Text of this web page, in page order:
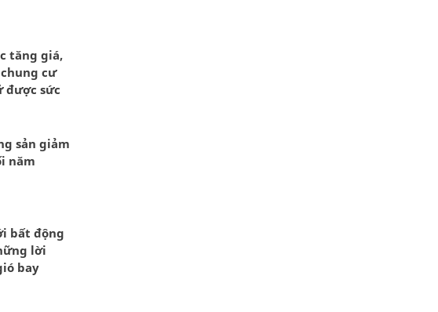
tăng giá,
cư
được sức
sản giảm
năm
bất động
lời
bay